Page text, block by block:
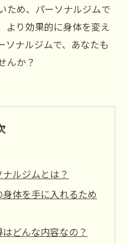
ため、パーソナルジムで
より効果的に身体を変え
ソナルジムで、あなたも
んか？
ルジムとは？
体を手に入れるため
どんな内容なの？